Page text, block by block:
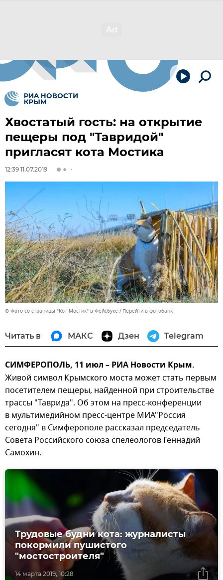
Хвостатый гость: на открытие
пещеры под "Тавридой"
пригласят кота Мостика
12:39 11.07.2019
© Фото со страницы "Кот Мостик" в Фейсбуке Перейти в фотобанк
Читать в МАКС Дзен Telegram
СИМФЕРОПОЛЬ, 11 июл – РИА Новости Крым.
Живой символ Крымского моста может стать первым
посетителем пещеры, найденной при строительстве
трассы "Таврида". Об этом на пресс-конференции
в мультимедийном пресс-центре МИА"Россия
сегодня" в Симферополе рассказал председатель
Совета Российского союза спелеологов Геннадий
Самохин.
14 марта 2019, 10:28
Трудовые будни кота: журналисты
покормили пушистого
"мостостроителя"